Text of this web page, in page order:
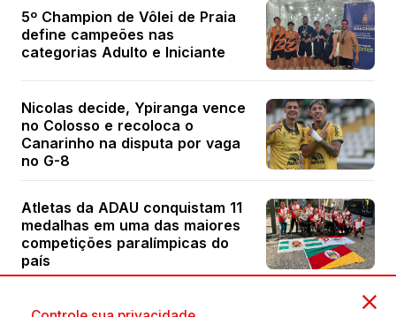
5º Champion de Vôlei de Praia
define campeões nas
categorias Adulto e Iniciante
Nicolas decide, Ypiranga vence
no Colosso e recoloca o
Canarinho na disputa por vaga
no G-8
Atletas da ADAU conquistam 11
medalhas em uma das maiores
competições paralímpicas do
país